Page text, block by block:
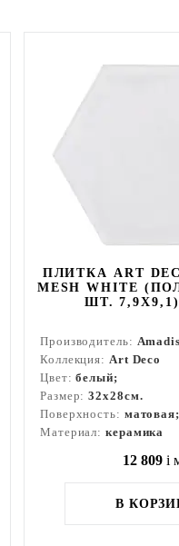
ПЛИТКА ART
MESH WHITE
ШТ. 7,9X9,1)
Производитель:
Коллекция: Art Deco
Цвет:белый;
Размер:32x28см.
Поверхность: матовая;
Материал: керамика
12 809 i
В